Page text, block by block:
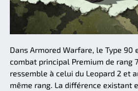
Dans Armored Warfare, le Type 90
combat principal Premium de rang
ressemble à celui du Leopard 2 et
même rang. La différence existant